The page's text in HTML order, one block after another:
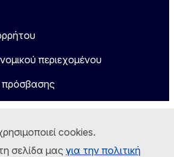
cookies.
σελίδα μαςγια την πολιτική
περιεχομένου